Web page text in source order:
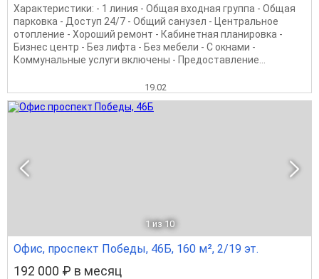
Характеристики: - 1 линия - Общая входная группа - Общая
парковка - Доступ 24/7 - Общий санузел - Центральное
отопление - Хороший ремонт - Кабинетная планировка -
Бизнес центр - Без лифта - Без мебели - С окнами -
Коммунальные услуги включены - Предоставление...
19.02
1 из 10
Офис, проспект Победы, 46Б, 160 м², 2/19 эт.
192 000 ₽ в месяц